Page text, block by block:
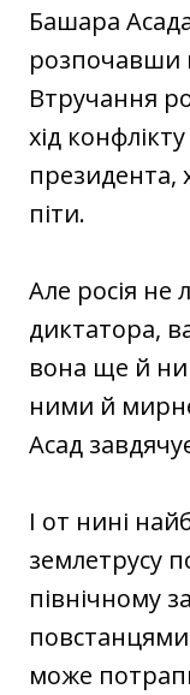
Башара
розпочавши
Втручання
хід
президента,
піти.
Але росія
диктатора,
вона ще й
ними й
Асад
І от нині
землетрусу
північному
може